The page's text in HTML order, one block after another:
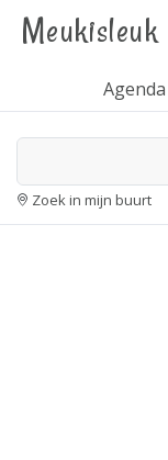
Meukisleuk
Agenda
Zoek in mijn buurt